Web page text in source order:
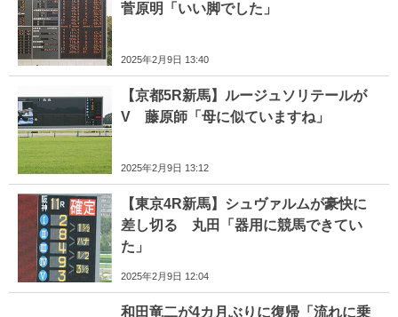
菅原明「いい脚でした」
2025年2月9日 13:40
【京都5R新馬】ルージュソリテールが
V 藤原師「母に似ていますね」
2025年2月9日 13:12
【東京4R新馬】シュヴァルムが豪快に
差し切る 丸田「器用に競馬できてい
た」
2025年2月9日 12:04
和田竜二が4カ月ぶりに復帰「流れに乗